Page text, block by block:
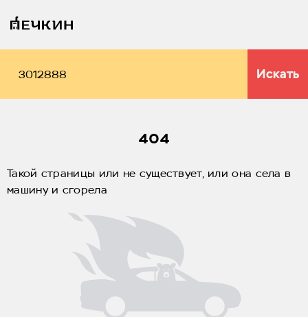
Искать
404
Такой страницы или не существует, или она села в
машину и сгорела